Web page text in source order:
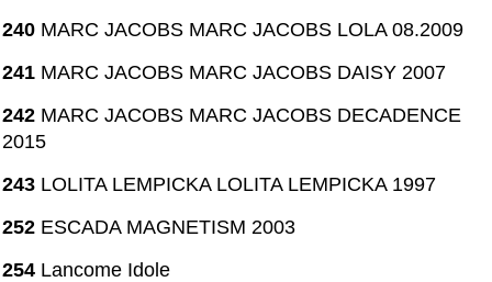
240 MARC JACOBS MARC JACOBS LOLA 08.2009
241 MARC JACOBS MARC JACOBS DAISY 2007
242 MARC JACOBS MARC JACOBS DECADENCE
2015
243 LOLITA LEMPICKA LOLITA LEMPICKA 1997
252 ESCADA MAGNETISM 2003
254 Lancome Idole